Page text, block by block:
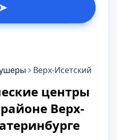
➤
Верх-Исетский
центры
Верх-